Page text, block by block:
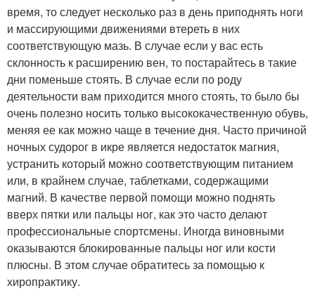
время, то следует несколько раз в день приподнять ноги
и массирующими движениями втереть в них
соответствующую мазь. В случае если у вас есть
склонность к расширению вен, то постарайтесь в такие
дни поменьше стоять. В случае если по роду
деятельности вам приходится много стоять, то было бы
очень полезно носить только высококачественную обувь,
меняя ее как можно чаще в течение дня. Часто причиной
ночных судорог в икре является недостаток магния,
устранить который можно соответствующим питанием
или, в крайнем случае, таблетками, содержащими
магний. В качестве первой помощи можно поднять
вверх пятки или пальцы ног, как это часто делают
профессиональные спортсмены. Иногда виновными
оказываются блокированные пальцы ног или кости
плюсны. В этом случае обратитесь за помощью к
хиропрактику.